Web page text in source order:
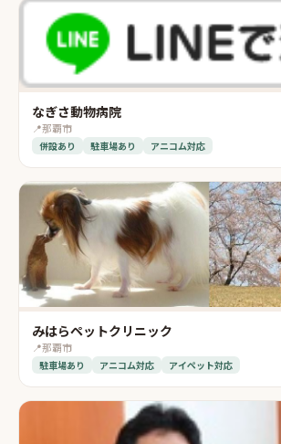
なぎさ動物病院
📍那覇市
併設あり 駐車場あり アニコム対応
みはらペットクリニック
📍那覇市
駐車場あり アニコム対応 アイペット対応